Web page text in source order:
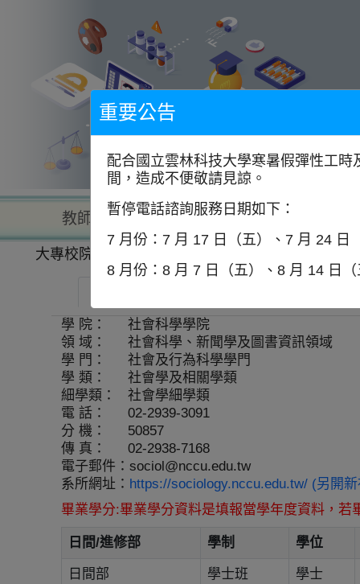
教師查詢 學校查詢
大專校院一覽表
學 院：
社會科學學院
領 域：
社會科學、新聞學及圖書資訊領域
學 門：
社會及行為科學學門
學 類：
社會學及相關學類
細學類：
社會學細學類
電 話：
02-2939-3091
分 機：
50857
傳 真：
02-2938-7168
電子郵件： sociol@nccu.edu.tw
系所網址： https://sociology.nccu.edu.tw/ (另開
畢業學分:畢業學分資料是填報當學年度資料，
日間/進修部 學制 學位
日間部 學士班 學士
重要公告
配合國立雲林科技大學寒暑假彈性工
間，造成不便敬請見諒。
暫停電話諮詢服務日期如下：
7 月份：7 月 17 日（五）、7 月 24 日
8 月份：8 月 7 日（五）、8 月 14 日（